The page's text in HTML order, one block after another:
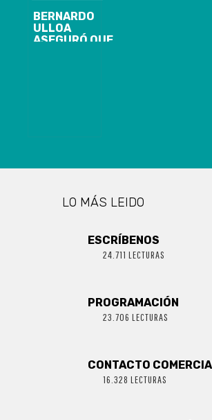
BERNARDO
ULLOA
ASEGURÓ QUE
LO MÁS LEIDO
ESCRÍBENOS
24.711 LECTURAS
PROGRAMACIÓN
23.706 LECTURAS
CONTACTO
16.328 LECTURAS